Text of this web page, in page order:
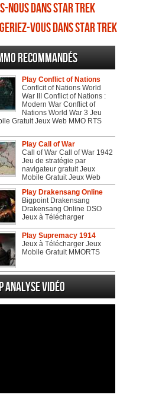
nous dans Star Trek
vous dans Star Trek
recommandés
Play Conflict of Nations
Conflcit of Nations World
War III Conflict of Nations :
Modern War Conflict of
Nations World War 3 Jeu
Gratuit Jeux Web MMO RTS
Play Call of War
Call of War Call of War 1942
Jeu de stratégie par
navigateur gratuit Jeux
Mobile Gratuit Jeux Web
Play Drakensang Online
Bigpoint Drakensang
Drakensang Online DSO
Jeux à Télécharger
Play Supremacy 1914
Jeux à Télécharger Jeux
Mobile Gratuit MMORTS
Analyse vidéo